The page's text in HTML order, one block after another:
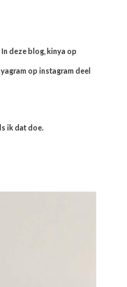
In deze blog, kinya op
op instagram deel
ik dat doe.